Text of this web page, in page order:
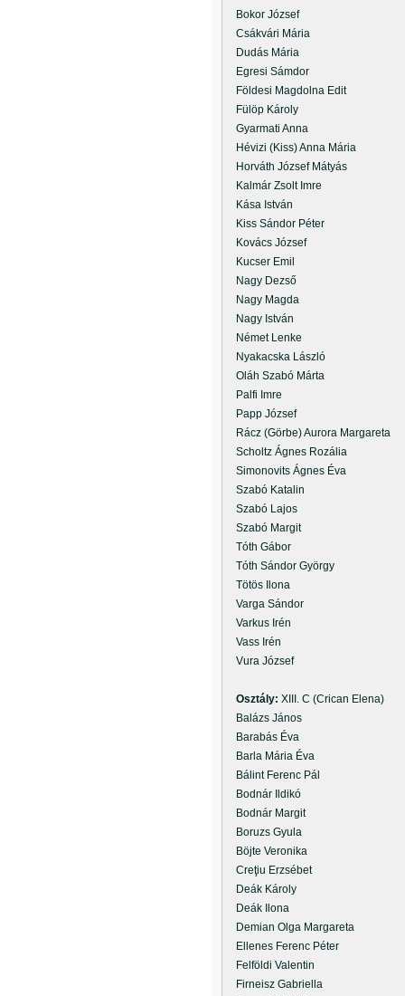
Bokor József
Csákvári Mária
Dudás Mária
Egresi Sámdor
Földesi Magdolna Edit
Fülöp Károly
Gyarmati Anna
Hévizi (Kiss) Anna Mária
Horváth József Mátyás
Kalmár Zsolt Imre
Kása István
Kiss Sándor Péter
Kovács József
Kucser Emil
Nagy Dezső
Nagy Magda
Nagy István
Német Lenke
Nyakacska László
Oláh Szabó Márta
Palfi Imre
Papp József
Rácz (Görbe) Aurora Margareta
Scholtz Ágnes Rozália
Simonovits Ágnes Éva
Szabó Katalin
Szabó Lajos
Szabó Margit
Tóth Gábor
Tóth Sándor György
Tötös Ilona
Varga Sándor
Varkus Irén
Vass Irén
Vura József
Osztály: XIII. C (Crican Elena)
Balázs János
Barabás Éva
Barla Mária Éva
Bálint Ferenc Pál
Bodnár Ildikó
Bodnár Margit
Boruzs Gyula
Böjte Veronika
Creţiu Erzsébet
Deák Károly
Deák Ilona
Demian Olga Margareta
Ellenes Ferenc Péter
Felföldi Valentin
Firneisz Gabriella